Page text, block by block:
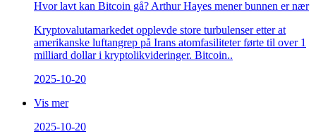
Hvor lavt kan Bitcoin gå? Arthur Hayes mener bunnen er nær
Kryptovalutamarkedet opplevde store turbulenser etter at
amerikanske luftangrep på Irans atomfasiliteter førte til over 1
milliard dollar i kryptolikvideringer. Bitcoin..
2025-10-20
Vis mer
2025-10-20